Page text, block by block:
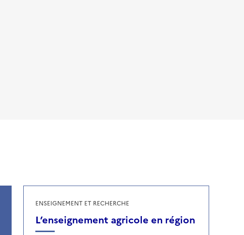
L’enseignement agricole en région
ENSEIGNEMENT ET RECHERCHE